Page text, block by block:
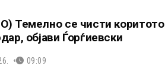
Темелно се чисти коритото
објави Ѓорѓиевски
09:09